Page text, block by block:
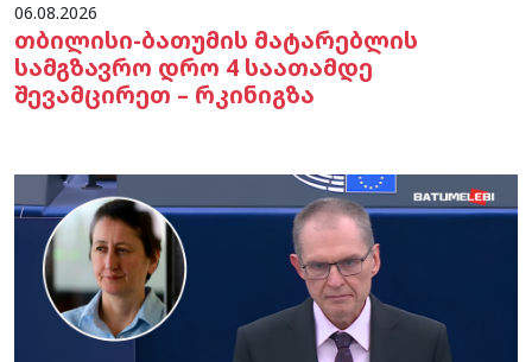
06.08.2026
თბილისი-ბათუმის მატარებლის
სამგზავრო დრო 4 საათამდე
შევამცირეთ – რკინიგზა